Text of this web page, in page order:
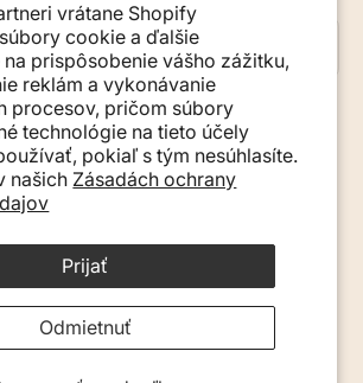
vrátane Shopify
cookie a ďalšie
prispôsobenie vášho zážitku,
reklám a vykonávanie
procesov, pričom súbory
technológie na tieto účely
pokiaľ s tým nesúhlasíte.
našich Zásadách ochrany
Prijať
Odmietnuť
€)
· Site by Ecommerce Pot